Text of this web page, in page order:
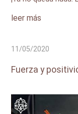
leer más
11/05/2020
Fuerza y